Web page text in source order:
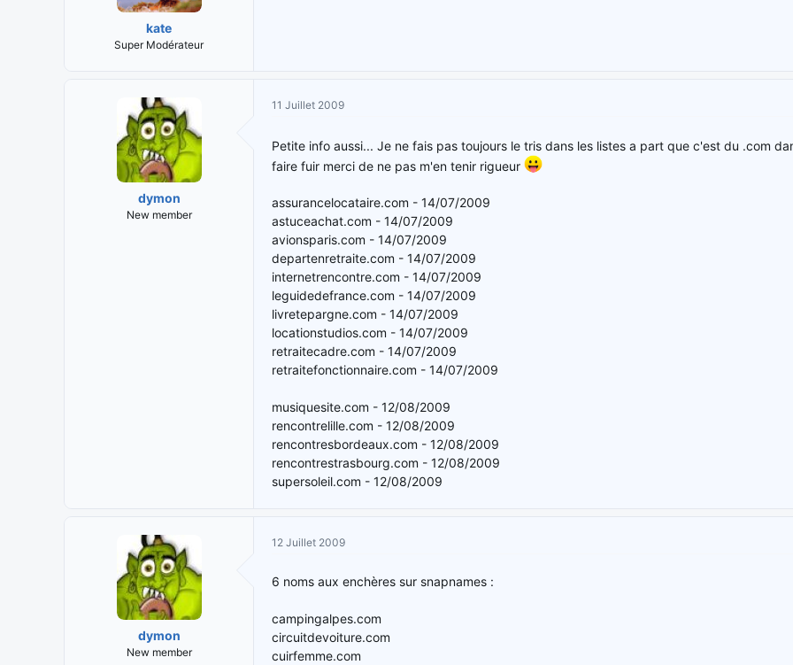
kate
Super Modérateur
dymon
New member
11 Juillet 2009
Petite info aussi... Je ne fais pas toujours le tris dans les listes a part que c'est du .com
faire fuir merci de ne pas m'en tenir rigueur
assurancelocataire.com - 14/07/2009
astuceachat.com - 14/07/2009
avionsparis.com - 14/07/2009
departenretraite.com - 14/07/2009
internetrencontre.com - 14/07/2009
leguidedefrance.com - 14/07/2009
livretepargne.com - 14/07/2009
locationstudios.com - 14/07/2009
retraitecadre.com - 14/07/2009
retraitefonctionnaire.com - 14/07/2009
musiquesite.com - 12/08/2009
rencontrelille.com - 12/08/2009
rencontresbordeaux.com - 12/08/2009
rencontrestrasbourg.com - 12/08/2009
supersoleil.com - 12/08/2009
dymon
New member
12 Juillet 2009
6 noms aux enchères sur snapnames :
campingalpes.com
circuitdevoiture.com
cuirfemme.com